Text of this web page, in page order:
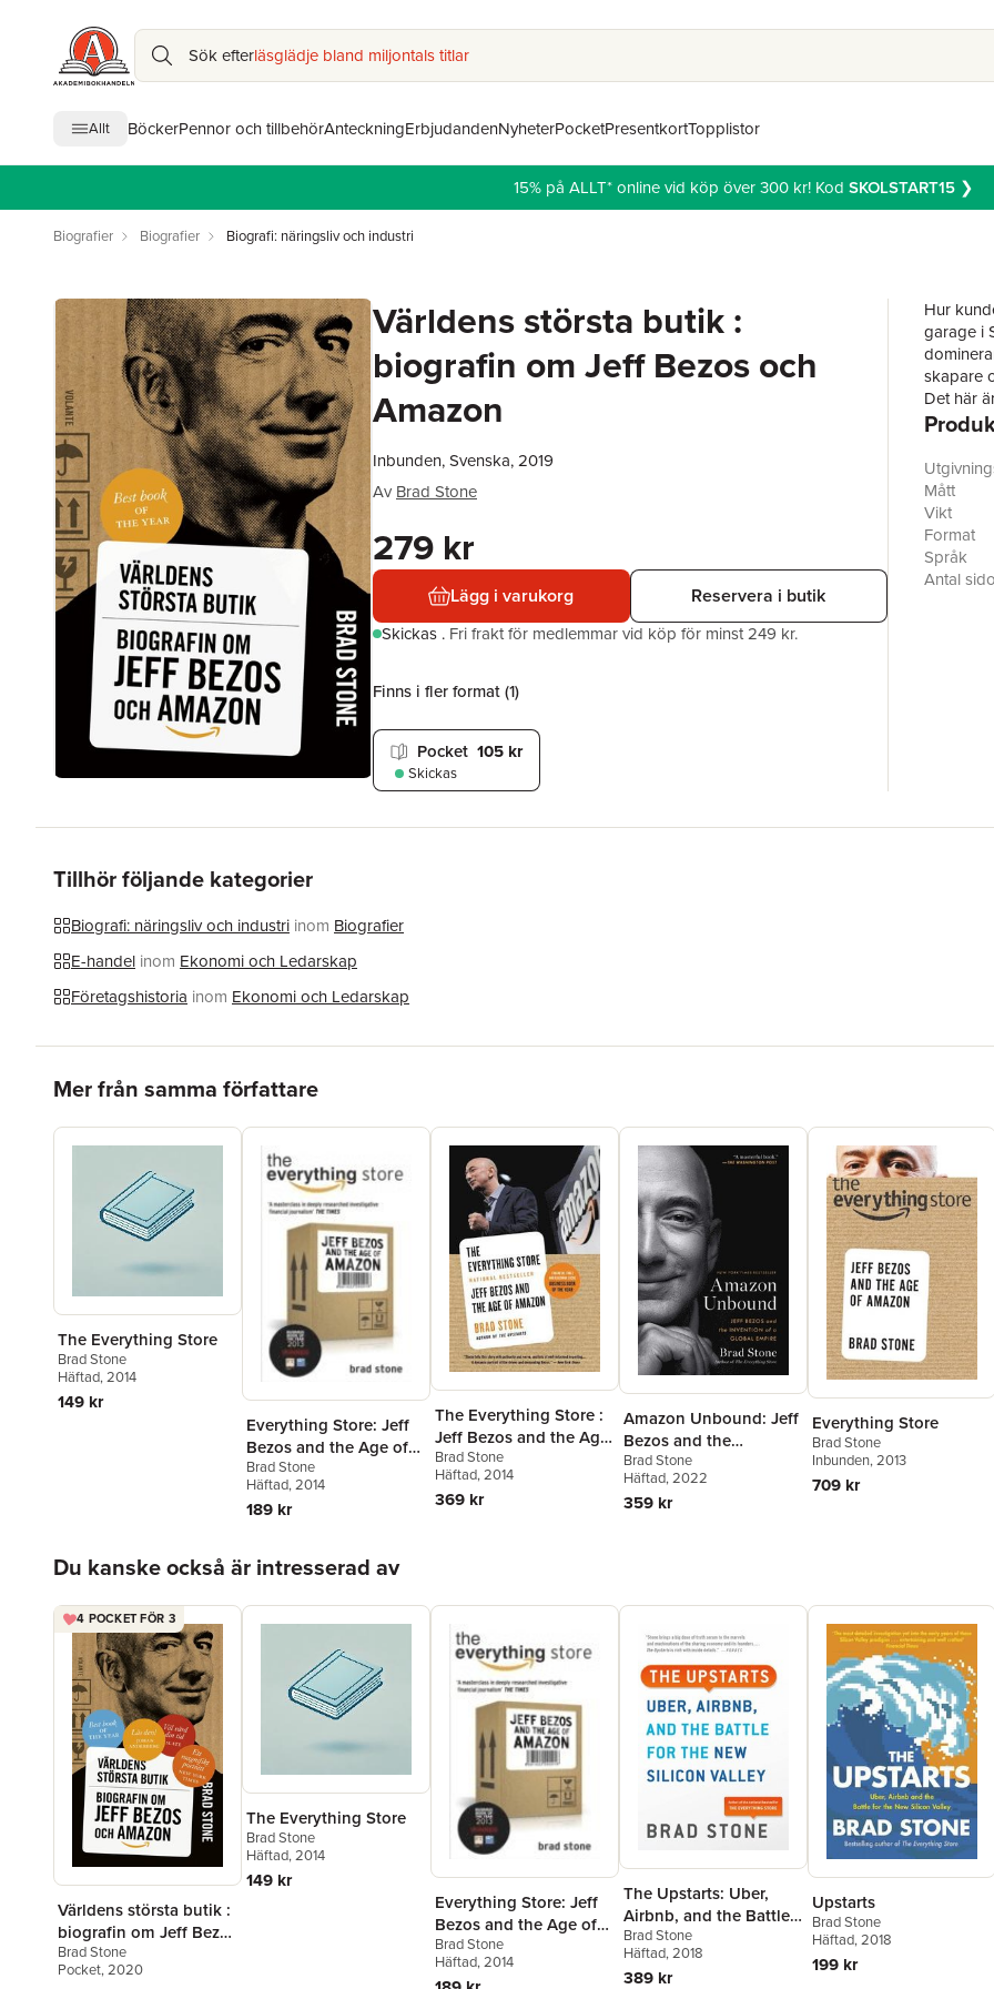
Sök efterläsglädje bland miljontals titlar
Allt BöckerPennor och tillbehörAnteckningErbjudandenNyheterPocketPresentkortTopplistor
15% på ALLT* online vid köp över 300 kr! Kod SKOLSTART15❯
Biografier Biografier Biografi: näringsliv och industri
Världens största butik :
biografin om Jeff Bezos och
Amazon
Inbunden, Svenska, 2019
Av Brad Stone
279 kr
Lägg i varukorg Reservera i butik
Skickas . Fri frakt för medlemmar vid köp för minst 249 kr.
Finns i fler format (1)
Pocket 105 kr
Skickas
Hur
garage i
skapare
Det här
Från
utvecklas
Världens
läsaren
Mått
Vikt
Format
Språk
Antal
Tillhör följande kategorier
Biografi: näringsliv och industri inom Biografier
E-handel inom Ekonomi och Ledarskap
Företagshistoria inom Ekonomi och Ledarskap
Mer från samma författare
The Everything Store
Brad Stone
Häftad, 2014
149 kr
Everything Store: Jeff
Bezos and the Age of
Amazon
Brad Stone
Häftad, 2014
189 kr
The Everything Store :
Jeff Bezos and the Age
of Amazon
Brad Stone
Häftad, 2014
369 kr
Amazon Unbound: Jeff
Bezos and the
Invention of a Global
Empire
Brad Stone
Häftad, 2022
359 kr
Everything Store
Brad Stone
Inbunden, 2013
709 kr
Du kanske också är intresserad av
4 POCKET FÖR 3
Världens största butik :
biografin om Jeff Bezos
och Amazon
Brad Stone
Pocket, 2020
The Everything Store
Brad Stone
Häftad, 2014
149 kr
Everything Store: Jeff
Bezos and the Age of
Amazon
Brad Stone
Häftad, 2014
The Upstarts: Uber,
Airbnb, and the Battle
for the New Silicon
Valley
Brad Stone
Häftad, 2018
389 kr
Upstarts
Brad Stone
Häftad, 2018
199 kr